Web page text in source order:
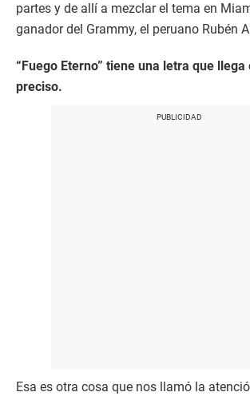
partes y de allí a mezclar el tema en
ganador del Grammy, el peruano Rubén
“Fuego Eterno” tiene una letra que
preciso.
Esa es otra cosa que nos llamó la